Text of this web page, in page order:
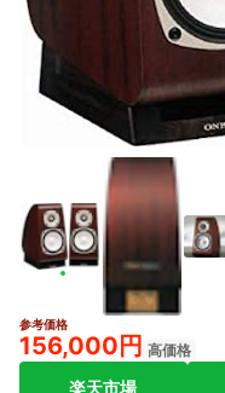
参考価格
156,000円 高価格
楽天市場